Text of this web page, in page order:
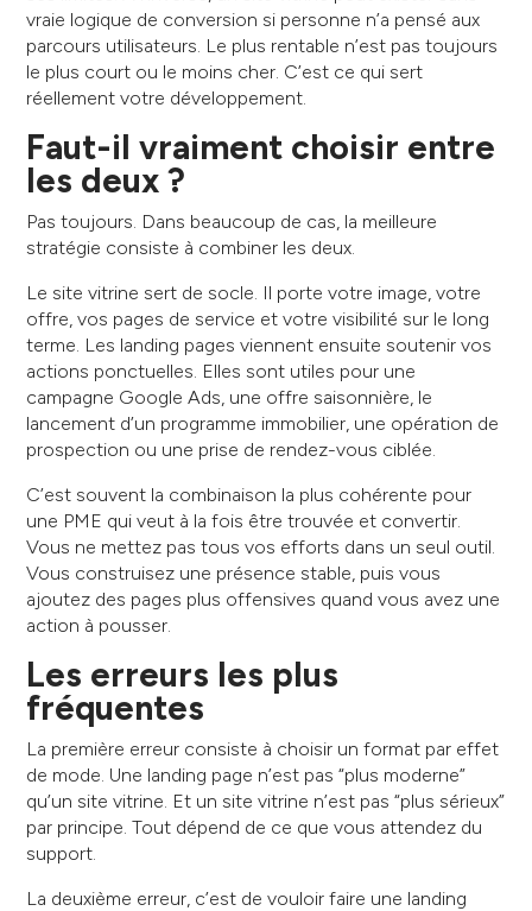
vraie logique de conversion si personne n’a pensé aux
parcours utilisateurs. Le plus rentable n’est pas toujours
le plus court ou le moins cher. C’est ce qui sert
réellement votre développement.
Faut-il vraiment choisir entre
les deux ?
Pas toujours. Dans beaucoup de cas, la meilleure
stratégie consiste à combiner les deux.
Le site vitrine sert de socle. Il porte votre image, votre
offre, vos pages de service et votre visibilité sur le long
terme. Les landing pages viennent ensuite soutenir vos
actions ponctuelles. Elles sont utiles pour une
campagne Google Ads, une offre saisonnière, le
lancement d’un programme immobilier, une opération de
prospection ou une prise de rendez-vous ciblée.
C’est souvent la combinaison la plus cohérente pour
une PME qui veut à la fois être trouvée et convertir.
Vous ne mettez pas tous vos efforts dans un seul outil.
Vous construisez une présence stable, puis vous
ajoutez des pages plus offensives quand vous avez une
action à pousser.
Les erreurs les plus
fréquentes
La première erreur consiste à choisir un format par effet
de mode. Une landing page n’est pas “plus moderne”
qu’un site vitrine. Et un site vitrine n’est pas “plus sérieux”
par principe. Tout dépend de ce que vous attendez du
support.
La deuxième erreur, c’est de vouloir faire une landing